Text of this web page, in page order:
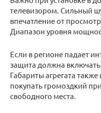
телевизором. Сильный
впечатление от
Диапазон уровня
Если в регионе падает
защита должна
Габариты агрегата
покупать громоздкий
свободного места.